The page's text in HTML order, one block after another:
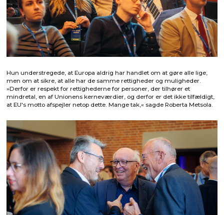
Hun understregede, at Europa aldrig har handlet om at gøre alle lige,
men om at sikre, at alle har de samme rettigheder og muligheder.
»Derfor er respekt for rettighederne for personer, der tilhører et
mindretal, en af Unionens kerneværdier, og derfor er det ikke tilfældigt,
at EU's motto afspejler netop dette. Mange tak,« sagde Roberta Metsola.